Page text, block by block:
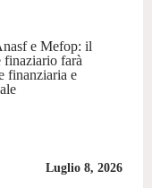
e Mefop: il
finaziario farà
finanziaria e
Luglio 8, 2026